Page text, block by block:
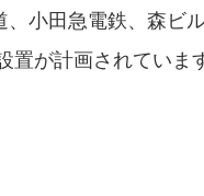
、小田急電鉄、森
が計画されていま